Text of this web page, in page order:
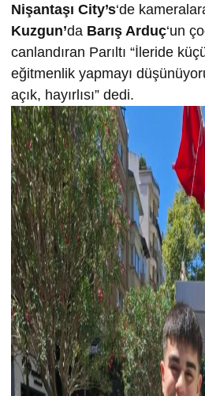
Nişantaşı City’s‘de
Kuzgun’da Barış Arduç‘un
canlandıran Parıltı “İleride
eğitmenlik yapmayı
açık, hayırlısı” dedi.